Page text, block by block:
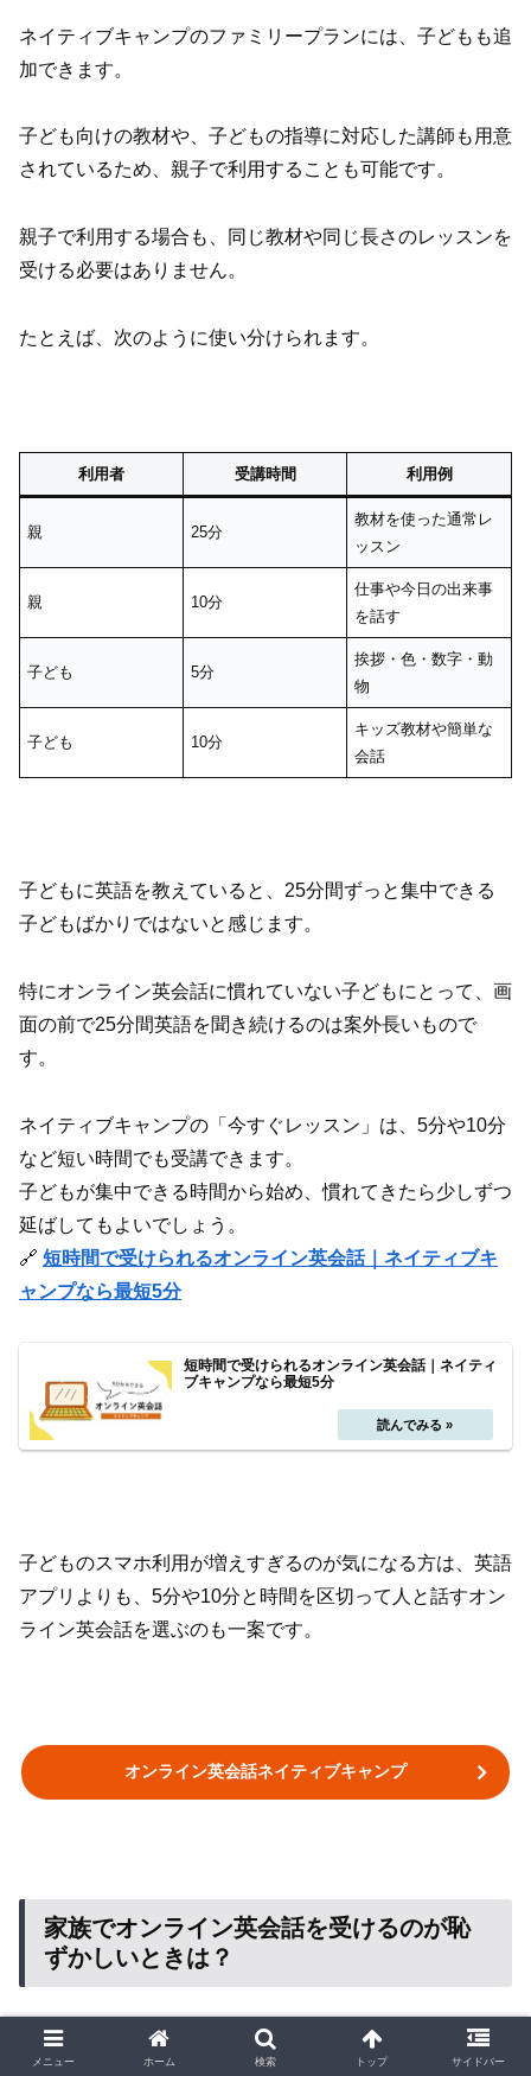
ネイティブキャンプのファミリープランには、子どもも追
加できます。
子ども向けの教材や、子どもの指導に対応した講師も用意
されているため、親子で利用することも可能です。
親子で利用する場合も、同じ教材や同じ長さのレッスンを
受ける必要はありません。
たとえば、次のように使い分けられます。
利用者 受講時間 利用例
親 25分
教材を使った通常レ
ッスン
親 10分
仕事や今日の出来事
を話す
子ども 5分
挨拶・色・数字・動
物
子ども 10分
キッズ教材や簡単な
会話
子どもに英語を教えていると、25分間ずっと集中できる
子どもばかりではないと感じます。
特にオンライン英会話に慣れていない子どもにとって、画
面の前で25分間英語を聞き続けるのは案外長いもので
す。
ネイティブキャンプの「今すぐレッスン」は、5分や10分
など短い時間でも受講できます。
子どもが集中できる時間から始め、慣れてきたら少しずつ
延ばしてもよいでしょう。
🔗 短時間で受けられるオンライン英会話｜ネイティブキ
ャンプなら最短5分
短時間で受けられるオンライン英会話｜ネイティ
ブキャンプなら最短5分
子どものスマホ利用が増えすぎるのが気になる方は、英語
アプリよりも、5分や10分と時間を区切って人と話すオン
ライン英会話を選ぶのも一案です。
オンライン英会話ネイティブキャンプ
家族でオンライン英会話を受けるのが恥
ずかしいときは？
家族でオンライン英会話を始めたいと思っても、自分が英
メニュー ホーム 検索 トップ サイドバー